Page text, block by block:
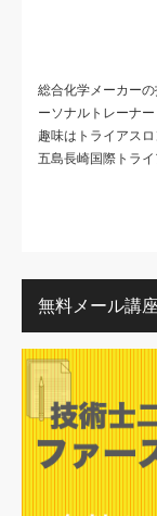
総合化学メーカー
ーソナルトレーナ
趣味はトライアス
五島長崎国際トラ
無料メール講座